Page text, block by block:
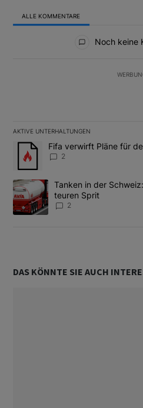
ALLE KOMMENTARE
Noch keine
AKTIVE UNTERHALTUNGEN
Das Folgende ist eine Liste der
Ein Trendartikel mit dem Titel
Fifa verwirft Pläne für
2
Ein Trendartikel mit dem Titel
Tanken in der
teuren Sprit
2
DAS KÖNNTE SIE AUCH